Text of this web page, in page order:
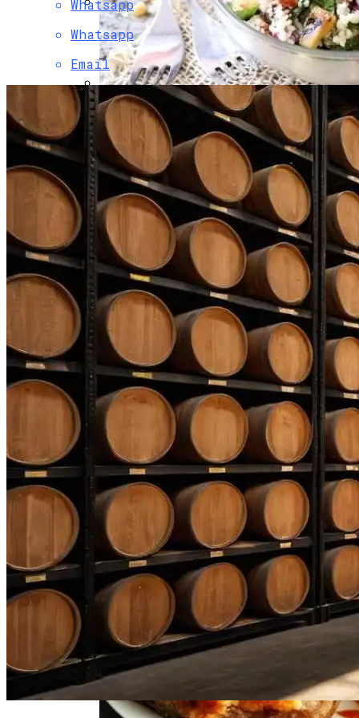
Стильные Деревянные Кашпо Для
Украшения Дома И Сада
Декоративные Деревянные Панели И
Элементы Для Дачи
Боль В Пояснице: Причины И
Профилактика Для Всей Семьи
Нарушения Менструального Цикла:
Причины И Решения Для Женского
Здоровья
Пять Правил Здоровья: Как Уберечь
Легкий И Полезный Табуле Из Кускуса
С Цуккини И Кедровыми Орехами Для
Постного Стола
Свиной Плов На Сковороде: Простой
Рецепт Для Всей Семьи
Whatsapp
Whatsapp
Email